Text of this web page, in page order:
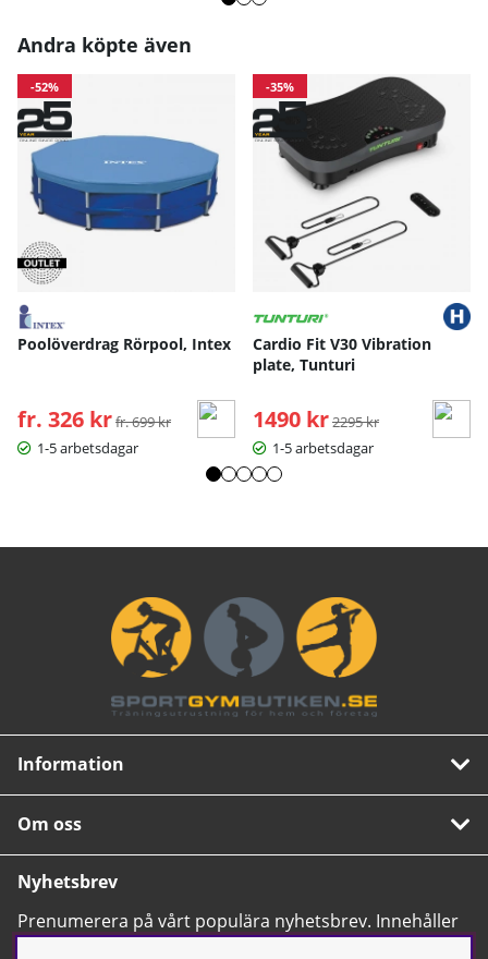
Andra köpte även
-52%
Poolöverdrag Rörpool, Intex
fr. 326 kr Ordinarie pris:
fr. 699 kr
1-5 arbetsdagar
-35%
Cardio Fit V30 Vibration
plate, Tunturi
1490 kr Ordinarie pris:
2295 kr
1-5 arbetsdagar
Information
Om oss
Nyhetsbrev
Prenumerera på vårt populära nyhetsbrev. Innehåller
tips, nyheter och våra allra bästa erbjudanden.